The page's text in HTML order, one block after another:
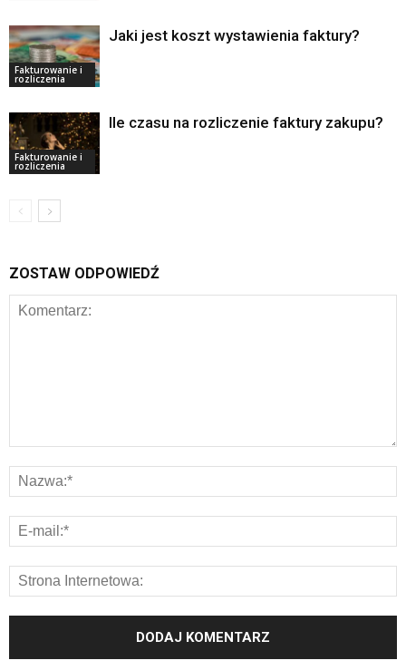
Fakturowanie i
rozliczenia
Jaki jest koszt wystawienia faktury?
Fakturowanie i
rozliczenia
Ile czasu na rozliczenie faktury zakupu?
ZOSTAW ODPOWIEDŹ